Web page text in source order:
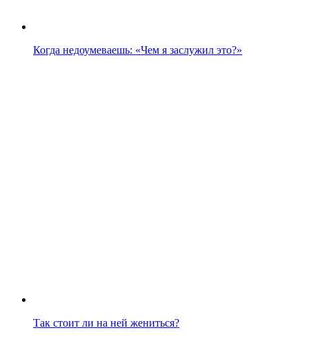
Когда недоумеваешь: «Чем я заслужил это?»
Так стоит ли на ней жениться?